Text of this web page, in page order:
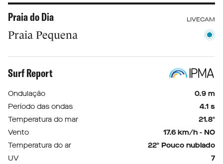
Praia do Dia LIVECAM
Praia Pequena
Surf Report
Ondulação
0.9 m
Período das ondas
4.1 s
Temperatura do mar
21.8º
Vento
17.6 km/h - NO
Temperatura do ar
22º Pouco nublado
UV
7